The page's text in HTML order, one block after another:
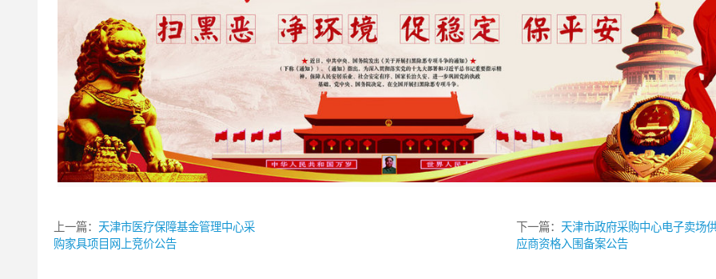
上一篇： 天津市医疗保障基金管理中心采
购家具项目网上竞价公告
下一篇： 天津市政府采购中心电子卖场
应商资格入围备案公告